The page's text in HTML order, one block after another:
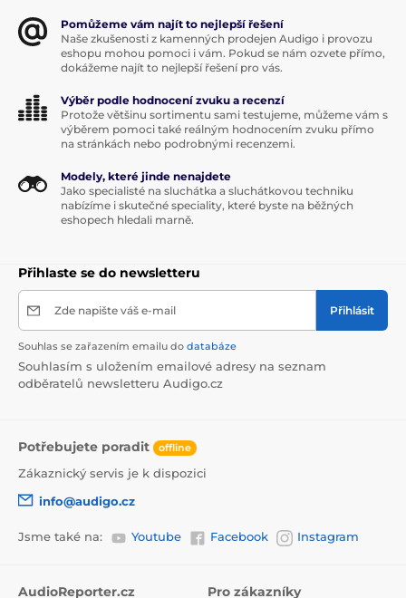
Pomůžeme vám najít to nejlepší řešení
Naše zkušenosti z kamenných prodejen Audigo i provozu
eshopu mohou pomoci i vám. Pokud se nám ozvete přímo,
dokážeme najít to nejlepší řešení pro vás.
Výběr podle hodnocení zvuku a recenzí
Protože většinu sortimentu sami testujeme, můžeme vám s
výběrem pomoci také reálným hodnocením zvuku přímo
na stránkách nebo podrobnými recenzemi.
Modely, které jinde nenajdete
Jako specialisté na sluchátka a sluchátkovou techniku
nabízíme i skutečné speciality, které byste na běžných
eshopech hledali marně.
Přihlaste se do newsletteru
Zde napište váš e-mail Přihlásit
Souhlas se zařazením emailu do databáze
Souhlasím s uložením emailové adresy na seznam
odběratelů newsletteru Audigo.cz
Potřebujete poradit offline
Zákaznický servis je k dispozici
info@audigo.cz
Jsme také na: Youtube Facebook Instagram
AudioReporter.cz Pro zákazníky